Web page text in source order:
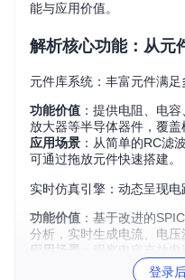
能与应用价值。
解析核心功能：从元
元件库系统：丰富元件满
功能价值 ：提供电阻、电
放大器等半导体器件，覆盖
应用场景 ：从简单的RC滤
可通过拖放元件快速搭建。
实时仿真引擎：动态呈现
功能价值 ：基于改进的
分析，实时生成电流、电压
应用场景
：观察电容充放
登录